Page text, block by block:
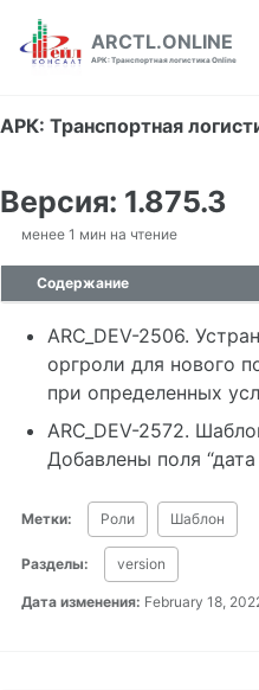
Skip to primary navigation
Skip to content
Skip to footer
ARCTL.ONLINE
АРК: Транспортная логистика Online
АРК: Транспортная
Версия: 1.875.3
менее 1 мин на чтение
Содержание
ARC_DEV-2506.
оргроли для нового
при определенных
ARC_DEV-2572.
Добавлены поля
Метки: Роли Шаблон
Разделы: version
Дата изменения: February 18,